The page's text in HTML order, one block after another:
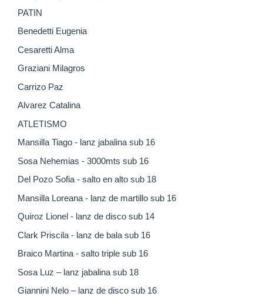
PATIN
Benedetti Eugenia
Cesaretti Alma
Graziani Milagros
Carrizo Paz
Alvarez Catalina
ATLETISMO
Mansilla Tiago - lanz jabalina sub 16
Sosa Nehemias - 3000mts sub 16
Del Pozo Sofia - salto en alto sub 18
Mansilla Loreana - lanz de martillo sub 16
Quiroz Lionel - lanz de disco sub 14
Clark Priscila - lanz de bala sub 16
Braico Martina - salto triple sub 16
Sosa Luz – lanz jabalina sub 18
Giannini Nelo – lanz de disco sub 16